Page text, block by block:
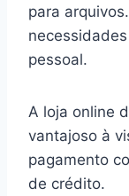
para
pessoal.
A loja online
vantajoso à
pagamento
de crédito.